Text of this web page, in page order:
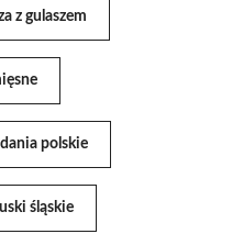
z gulaszem
polskie
śląskie